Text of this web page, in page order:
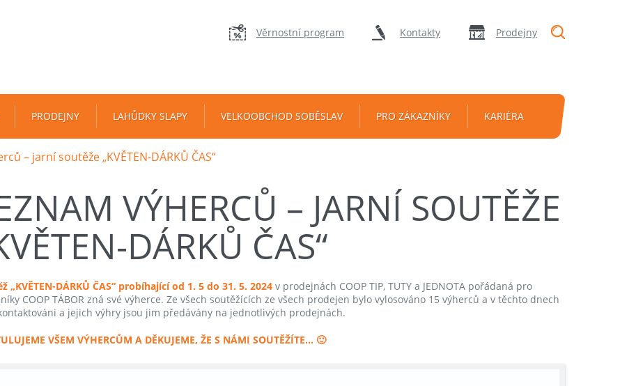
Věrnostní program Kontakty Prodejny
PRODEJNY LAHŮDKY SLAPY VELKOOBCHOD SOBĚSLAV PRO ZÁKAZNÍKY KARIÉRA
– jarní soutěže „KVĚTEN-DÁRKŮ ČAS“
VÝHERCŮ – JARNÍ SOUTĚŽE
DÁRKŮ ČAS“
„KVĚTEN-DÁRKŮ ČAS“ probíhající od 1. 5 do 31. 5. 2024v prodejnách COOP TIP, TUTY a JEDNOTA pořádaná pro
COOP TÁBOR zná své výherce. Ze všech soutěžících ze všech prodejen bylo vylosováno 15 výherců a v těchto dnech
a jejich výhry jsou jim předávány na jednotlivých prodejnách.
VŠEM VÝHERCŮM A DĚKUJEME, ŽE S NÁMI SOUTĚŽÍTE… 🙂